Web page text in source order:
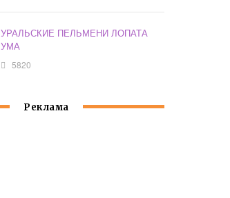
УРАЛЬСКИЕ ПЕЛЬМЕНИ ЛОПАТА
УМА
5820
Реклама